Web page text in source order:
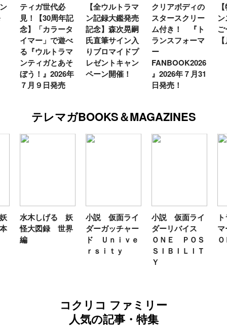
ティガ世代必
見！【30周年記
念】「カラータ
イマー」で遊べ
る『ウルトラマ
ンティガとあそ
ぼう！』2026年
７月９日発売
【全ウルトラマ
ン記録大鑑発売
記念】森次晃嗣
氏直筆サイン入
りブロマイドプ
レゼントキャン
ペーン開催！
クリアボディの
スタースクリー
ム付き！ 『ト
ランスフォーマ
ー
FANBOOK2026
』2026年７月31
日発売！
テレマガBOOKS＆MAGAZINES
水木しげる 妖
怪大図録 世界
編
小説 仮面ライ
ダーガッチャー
ド Ｕｎｉｖｅ
ｒｓｉｔｙ
小説 仮面ライ
ダーリバイス
ＯＮＥ ＰＯＳ
ＳＩＢＩＬＩＴ
Ｙ
コクリコ ファミリー
人気の記事・特集